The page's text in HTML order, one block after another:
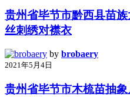
贵州省毕节市黔西县苗
丝刺绣对襟衣
by brobaery
2021年5月4日
贵州省毕节市木梳苗抽